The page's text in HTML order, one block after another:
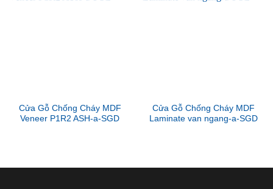
Cửa Gỗ Chống Cháy MDF
Veneer P1R2 ASH-a-SGD
Cửa Gỗ Chống Cháy MDF
Laminate van ngang-a-SGD